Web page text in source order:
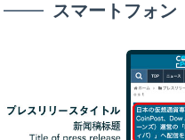
スマートフォン